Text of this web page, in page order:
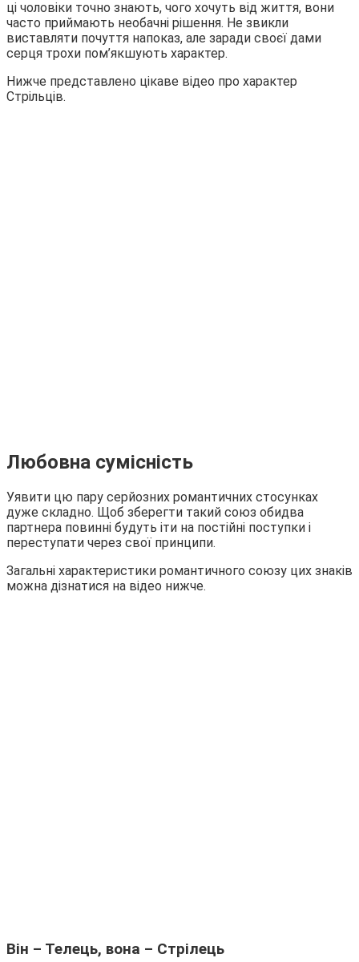
ці чоловіки точно знають, чого хочуть від життя, вони
часто приймають необачні рішення. Не звикли
виставляти почуття напоказ, але заради своєї дами
серця трохи пом’якшують характер.
Нижче представлено цікаве відео про характер
Стрільців.
Любовна сумісність
Уявити цю пару серйозних романтичних стосунках
дуже складно. Щоб зберегти такий союз обидва
партнера повинні будуть іти на постійні поступки і
переступати через свої принципи.
Загальні характеристики романтичного союзу цих знаків
можна дізнатися на відео нижче.
Він – Телець, вона – Стрілець